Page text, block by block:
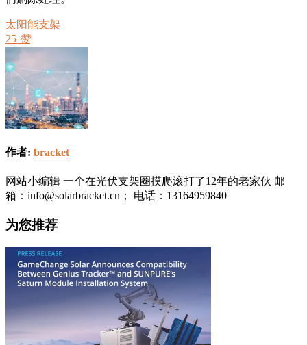
太阳能支架
25 赞
作者: bracket
网站小编辑 一个在光伏支架圈摸爬滚打了12年的老家伙 邮
箱：info@solarbracket.cn； 电话：13164959840
为您推荐